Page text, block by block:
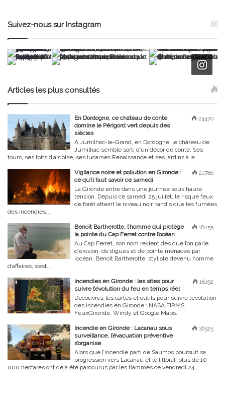
Suivez-nous sur Instagram
Articles les plus consultés
24470
En Dordogne, ce château de conte
domine le Périgord vert depuis des
siècles
À Jumilhac-le-Grand, en Dordogne, le château de
Jumilhac semble sorti d’un décor de conte. Ses
tours, ses toits d’ardoise, ses lucarnes Renaissance et ses jardins à la...
21786
Vigilance noire et pollution en Gironde :
ce qu’il faut savoir ce samedi
La Gironde entre dans une journée sous haute
tension. Depuis ce samedi 25 juillet, le risque feux
de forêt atteint le niveau noir, tandis que les fumées
des incendies...
18255
Benoît Bartherotte, l’homme qui protège
la pointe du Cap Ferret contre l’océan
Au Cap Ferret, son nom revient dès que l’on parle
d’érosion, de digues et de pointe menacée par
l’océan. Benoît Bartherotte, styliste devenu homme
d’affaires, s’est...
18192
Incendies en Gironde : les sites pour
suivre l’évolution du feu en temps réel
Découvrez les cartes et outils pour suivre l’évolution
des incendies en Gironde : NASA FIRMS,
FeuxGironde, Windy et Google Maps.
16525
Incendie en Gironde : Lacanau sous
surveillance, l’évacuation préventive
s’organise
Alors que l’incendie parti de Saumos poursuit sa
progression vers Lacanau et le littoral, plus de 10
000 hectares ont déjà été parcourus par les flammes ce vendredi 24...